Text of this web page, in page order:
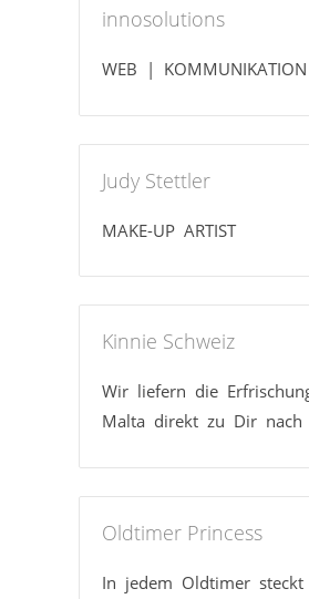
innosolutions
WEB |
Judy Stettler
MAKE-UP ARTIST
Kinnie Schweiz
Wir liefern die
Malta direkt zu Dir nach
Oldtimer Princess
In jedem Oldtimer steckt